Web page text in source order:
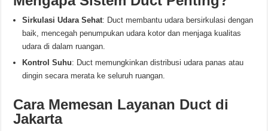
Sirkulasi Udara Sehat: Duct membantu udara bersirkulasi dengan
baik, mencegah penumpukan udara kotor dan menjaga kualitas
udara di dalam ruangan.
Kontrol Suhu: Duct memungkinkan distribusi udara panas atau
dingin secara merata ke seluruh ruangan.
Cara Memesan Layanan Duct di
Jakarta